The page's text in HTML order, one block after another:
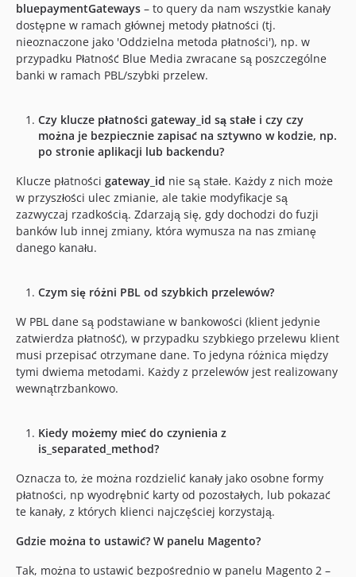
bluepaymentGateways – to query da nam wszystkie kanały
dostępne w ramach głównej metody płatności (tj.
nieoznaczone jako 'Oddzielna metoda płatności'), np. w
przypadku Płatność Blue Media zwracane są poszczególne
banki w ramach PBL/szybki przelew.
Czy klucze płatności gateway_id są stałe i czy czy
można je bezpiecznie zapisać na sztywno w kodzie, np.
po stronie aplikacji lub backendu?
Klucze płatności gateway_id nie są stałe. Każdy z nich może
w przyszłości ulec zmianie, ale takie modyfikacje są
zazwyczaj rzadkością. Zdarzają się, gdy dochodzi do fuzji
banków lub innej zmiany, która wymusza na nas zmianę
danego kanału.
Czym się różni PBL od szybkich przelewów?
W PBL dane są podstawiane w bankowości (klient jedynie
zatwierdza płatność), w przypadku szybkiego przelewu klient
musi przepisać otrzymane dane. To jedyna różnica między
tymi dwiema metodami. Każdy z przelewów jest realizowany
wewnątrzbankowo.
Kiedy możemy mieć do czynienia z
is_separated_method?
Oznacza to, że można rozdzielić kanały jako osobne formy
płatności, np wyodrębnić karty od pozostałych, lub pokazać
te kanały, z których klienci najczęściej korzystają.
Gdzie można to ustawić? W panelu Magento?
Tak, można to ustawić bezpośrednio w panelu Magento 2 –